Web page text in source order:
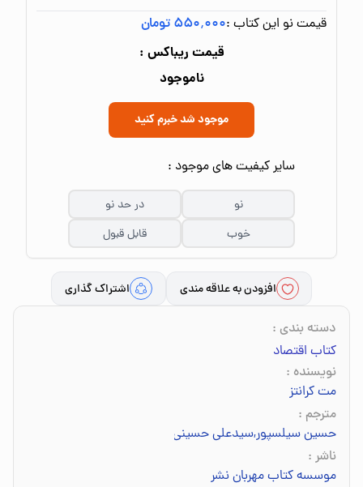
قیمت نو این کتاب :۵۵۰٬۰۰۰ تومان
قیمت ریباکس :
ناموجود
موجود شد خبرم کنید
سایر کیفیت های موجود :
نو
در حد نو
خوب
قابل قبول
افزودن به علاقه مندی اشتراک گذاری
دسته بندی :
کتاب اقتصاد
نویسنده :
مت کرانتز
مترجم :
حسین سیلسپور,سیدعلی حسینی
ناشر :
موسسه کتاب مهربان نشر